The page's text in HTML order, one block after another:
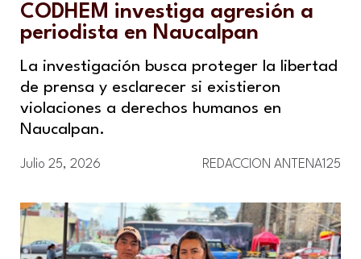
CODHEM investiga agresión a
periodista en Naucalpan
La investigación busca proteger la libertad
de prensa y esclarecer si existieron
violaciones a derechos humanos en
Naucalpan.
Julio 25, 2026 REDACCION ANTENA125